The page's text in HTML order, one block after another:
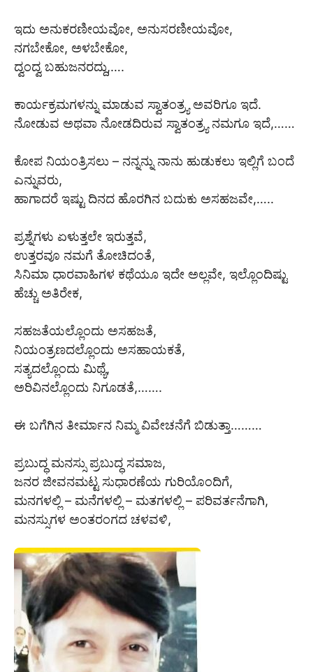
ಇದು ಅನುಕರಣೀಯವೋ, ಅನುಸರಣೀಯವೋ,
ನಗಬೇಕೋ, ಅಳಬೇಕೋ,
ದ್ವಂದ್ವ ಬಹುಜನರದ್ದು,….
ಕಾರ್ಯಕ್ರಮಗಳನ್ನು ಮಾಡುವ ಸ್ವಾತಂತ್ರ್ಯ ಅವರಿಗೂ ಇದೆ.
ನೋಡುವ ಅಥವಾ ನೋಡದಿರುವ ಸ್ವಾತಂತ್ರ್ಯ ನಮಗೂ ಇದೆ,……
ಕೋಪ ನಿಯಂತ್ರಿಸಲು – ನನ್ನನ್ನು ನಾನು ಹುಡುಕಲು ಇಲ್ಲಿಗೆ ಬಂದೆ
ಎನ್ನುವರು,
ಹಾಗಾದರೆ ಇಷ್ಟು ದಿನದ ಹೊರಗಿನ ಬದುಕು ಅಸಹಜವೇ,…..
ಪ್ರಶ್ನೆಗಳು ಏಳುತ್ತಲೇ ಇರುತ್ತವೆ,
ಉತ್ತರವೂ ನಮಗೆ ತೋಚಿದಂತೆ,
ಸಿನಿಮಾ ಧಾರವಾಹಿಗಳ ಕಥೆಯೂ ಇದೇ ಅಲ್ಲವೇ, ಇಲ್ಲೊಂದಿಷ್ಟು
ಹೆಚ್ಚು ಅತಿರೇಕ,
ಸಹಜತೆಯಲ್ಲೊಂದು ಅಸಹಜತೆ,
ನಿಯಂತ್ರಣದಲ್ಲೊಂದು ಅಸಹಾಯಕತೆ,
ಸತ್ಯದಲ್ಲೊಂದು ಮಿಥ್ಯೆ,
ಅರಿವಿನಲ್ಲೊಂದು ನಿಗೂಡತೆ,…….
ಈ ಬಗೆಗಿನ ತೀರ್ಮಾನ ನಿಮ್ಮ ವಿವೇಚನೆಗೆ ಬಿಡುತ್ತಾ………
ಪ್ರಬುದ್ಧ ಮನಸ್ಸು ಪ್ರಬುದ್ಧ ಸಮಾಜ,
ಜನರ ಜೀವನಮಟ್ಟ ಸುಧಾರಣೆಯ ಗುರಿಯೊಂದಿಗೆ,
ಮನಗಳಲ್ಲಿ – ಮನೆಗಳಲ್ಲಿ – ಮತಗಳಲ್ಲಿ – ಪರಿವರ್ತನೆಗಾಗಿ,
ಮನಸ್ಸುಗಳ ಅಂತರಂಗದ ಚಳವಳಿ,